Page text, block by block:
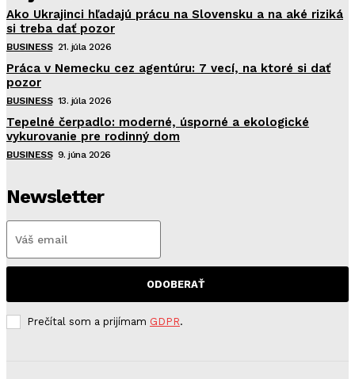
Ako Ukrajinci hľadajú prácu na Slovensku a na aké riziká
si treba dať pozor
BUSINESS 21. júla 2026
Práca v Nemecku cez agentúru: 7 vecí, na ktoré si dať
pozor
BUSINESS 13. júla 2026
Tepelné čerpadlo: moderné, úsporné a ekologické
vykurovanie pre rodinný dom
BUSINESS 9. júna 2026
Newsletter
ODOBERAŤ
Prečítal som a prijímam GDPR.